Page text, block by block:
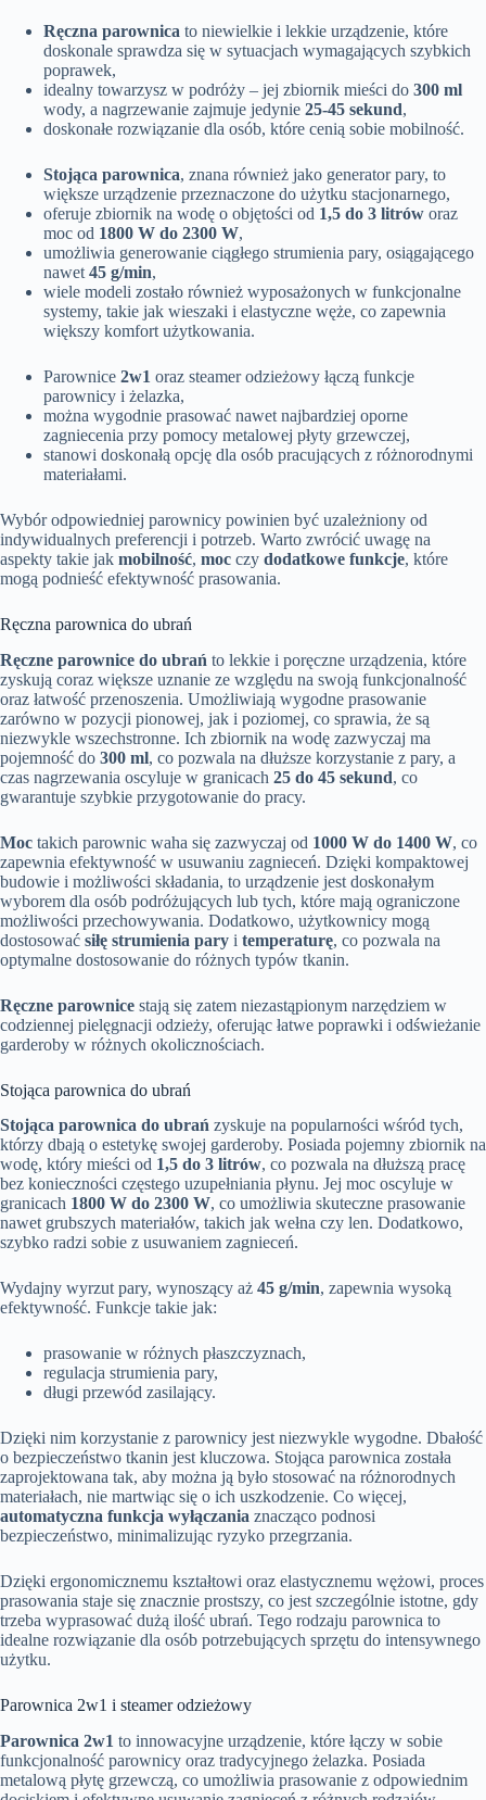
Ręczna parownica to niewielkie i lekkie urządzenie, które
doskonale sprawdza się w sytuacjach wymagających szybkich
poprawek,
idealny towarzysz w podróży – jej zbiornik mieści do 300 ml
wody, a nagrzewanie zajmuje jedynie 25-45 sekund,
doskonałe rozwiązanie dla osób, które cenią sobie mobilność.
Stojąca parownica, znana również jako generator pary, to
większe urządzenie przeznaczone do użytku stacjonarnego,
oferuje zbiornik na wodę o objętości od 1,5 do 3 litrów oraz
moc od 1800 W do 2300 W,
umożliwia generowanie ciągłego strumienia pary, osiągającego
nawet 45 g/min,
wiele modeli zostało również wyposażonych w funkcjonalne
systemy, takie jak wieszaki i elastyczne węże, co zapewnia
większy komfort użytkowania.
Parownice 2w1 oraz steamer odzieżowy łączą funkcje
parownicy i żelazka,
można wygodnie prasować nawet najbardziej oporne
zagniecenia przy pomocy metalowej płyty grzewczej,
stanowi doskonałą opcję dla osób pracujących z różnorodnymi
materiałami.
Wybór odpowiedniej parownicy powinien być uzależniony od
indywidualnych preferencji i potrzeb. Warto zwrócić uwagę na
aspekty takie jak mobilność, moc czy dodatkowe funkcje, które
mogą podnieść efektywność prasowania.
Ręczna parownica do ubrań
Ręczne parownice do ubrań to lekkie i poręczne urządzenia, które
zyskują coraz większe uznanie ze względu na swoją funkcjonalność
oraz łatwość przenoszenia. Umożliwiają wygodne prasowanie
zarówno w pozycji pionowej, jak i poziomej, co sprawia, że są
niezwykle wszechstronne. Ich zbiornik na wodę zazwyczaj ma
pojemność do 300 ml, co pozwala na dłuższe korzystanie z pary, a
czas nagrzewania oscyluje w granicach 25 do 45 sekund, co
gwarantuje szybkie przygotowanie do pracy.
Moc takich parownic waha się zazwyczaj od 1000 W do 1400 W, co
zapewnia efektywność w usuwaniu zagnieceń. Dzięki kompaktowej
budowie i możliwości składania, to urządzenie jest doskonałym
wyborem dla osób podróżujących lub tych, które mają ograniczone
możliwości przechowywania. Dodatkowo, użytkownicy mogą
dostosować siłę strumienia pary i temperaturę, co pozwala na
optymalne dostosowanie do różnych typów tkanin.
Ręczne parownice stają się zatem niezastąpionym narzędziem w
codziennej pielęgnacji odzieży, oferując łatwe poprawki i odświeżanie
garderoby w różnych okolicznościach.
Stojąca parownica do ubrań
Stojąca parownica do ubrań zyskuje na popularności wśród tych,
którzy dbają o estetykę swojej garderoby. Posiada pojemny zbiornik na
wodę, który mieści od 1,5 do 3 litrów, co pozwala na dłuższą pracę
bez konieczności częstego uzupełniania płynu. Jej moc oscyluje w
granicach 1800 W do 2300 W, co umożliwia skuteczne prasowanie
nawet grubszych materiałów, takich jak wełna czy len. Dodatkowo,
szybko radzi sobie z usuwaniem zagnieceń.
Wydajny wyrzut pary, wynoszący aż 45 g/min, zapewnia wysoką
efektywność. Funkcje takie jak:
prasowanie w różnych płaszczyznach,
regulacja strumienia pary,
długi przewód zasilający.
Dzięki nim korzystanie z parownicy jest niezwykle wygodne. Dbałość
o bezpieczeństwo tkanin jest kluczowa. Stojąca parownica została
zaprojektowana tak, aby można ją było stosować na różnorodnych
materiałach, nie martwiąc się o ich uszkodzenie. Co więcej,
automatyczna funkcja wyłączania znacząco podnosi
bezpieczeństwo, minimalizując ryzyko przegrzania.
Dzięki ergonomicznemu kształtowi oraz elastycznemu wężowi, proces
prasowania staje się znacznie prostszy, co jest szczególnie istotne, gdy
trzeba wyprasować dużą ilość ubrań. Tego rodzaju parownica to
idealne rozwiązanie dla osób potrzebujących sprzętu do intensywnego
użytku.
Parownica 2w1 i steamer odzieżowy
Parownica 2w1 to innowacyjne urządzenie, które łączy w sobie
funkcjonalność parownicy oraz tradycyjnego żelazka. Posiada
metalową płytę grzewczą, co umożliwia prasowanie z odpowiednim